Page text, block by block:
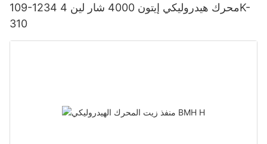
109-1234 محرك هيدروليكي إيتون 4000 شار لين 4K-
310